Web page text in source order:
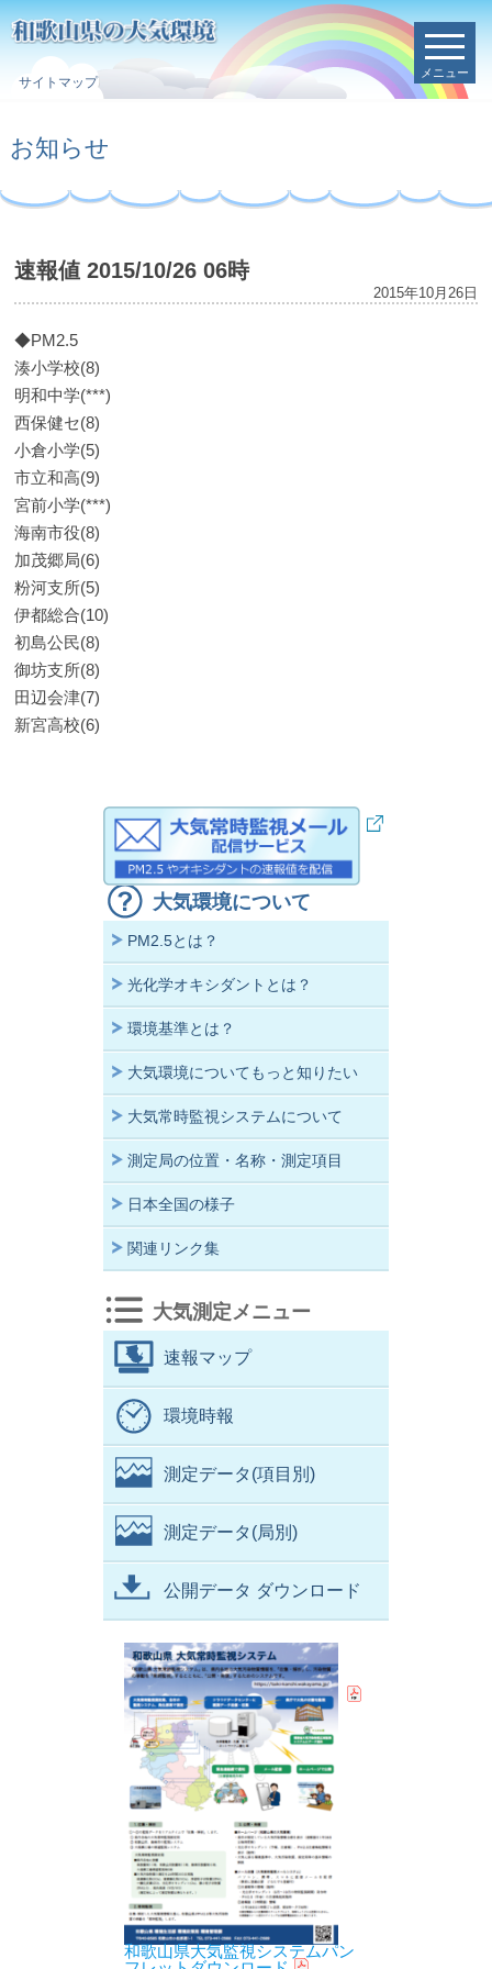
サイトマップ
メニュー
お知らせ
速報値 2015/10/26 06時
2015年10月26日
◆PM2.5
湊小学校(8)
明和中学(***)
西保健セ(8)
小倉小学(5)
市立和高(9)
宮前小学(***)
海南市役(8)
加茂郷局(6)
粉河支所(5)
伊都総合(10)
初島公民(8)
御坊支所(8)
田辺会津(7)
新宮高校(6)
大気環境について
PM2.5とは？
光化学オキシダントとは？
環境基準とは？
大気環境についてもっと知りたい
大気常時監視システムについて
測定局の位置・名称・測定項目
日本全国の様子
関連リンク集
大気測定メニュー
速報マップ
環境時報
測定データ(項目別)
測定データ(局別)
公開データ ダウンロード
和歌山県大気監視システムパン